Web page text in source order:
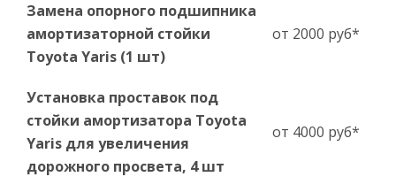
Замена опорного подшипника
амортизаторной стойки
Toyota Yaris (1 шт)
от 2000 руб*
Установка проставок под
стойки амортизатора Toyota
Yaris для увеличения
дорожного просвета, 4 шт
от 4000 руб*